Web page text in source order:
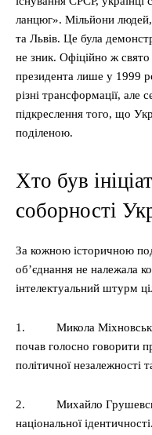
ланцюг». Мільйони
та Львів. Це була
не зник. Офіційно ж
президента лише у 1999
різні трансформації,
підкреслення того, що
поділеною.
Хто був
соборності
За кожною історичною
об’єднання не належала
інтелектуальний штурм
1. Микола
почав голосно говорити
політичної незалежності
2. Михайло
національної